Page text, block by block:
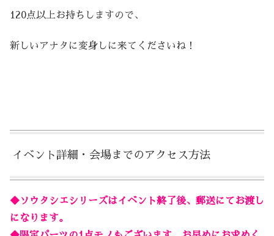
120点以上お持ちしますので、
新しいアナタに変身しに来てくださいね！
イベント詳細・会場までのアクセス方法
◆ソウタシエシリーズはイベント終了後、郵送にてお渡し
になります。